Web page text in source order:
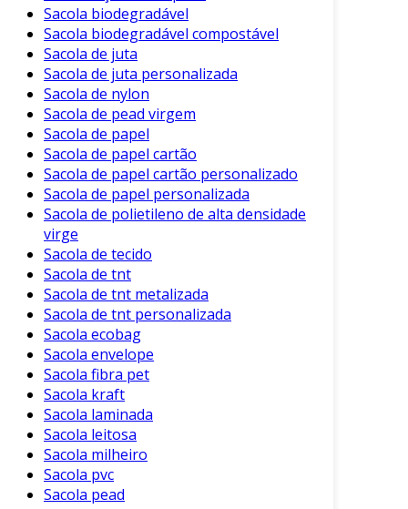
Sacola biodegradável
Sacola biodegradável compostável
Sacola de juta
Sacola de juta personalizada
Sacola de nylon
Sacola de pead virgem
Sacola de papel
Sacola de papel cartão
Sacola de papel cartão personalizado
Sacola de papel personalizada
Sacola de polietileno de alta densidade
virge
Sacola de tecido
Sacola de tnt
Sacola de tnt metalizada
Sacola de tnt personalizada
Sacola ecobag
Sacola envelope
Sacola fibra pet
Sacola kraft
Sacola laminada
Sacola leitosa
Sacola milheiro
Sacola pvc
Sacola pead